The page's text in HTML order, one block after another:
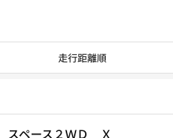
走行距離順
ペース２ＷＤ Ｘ